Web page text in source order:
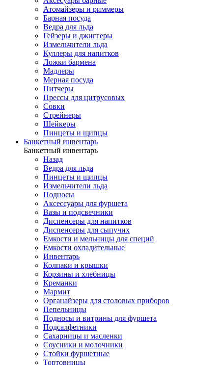
Атомайзеры и риммеры
Барная посуда
Ведра для льда
Гейзеры и джиггеры
Измельчители льда
Куллеры для напитков
Ложки бармена
Мадлеры
Мерная посуда
Питчеры
Прессы для цитрусовых
Совки
Стрейнеры
Шейкеры
Пинцеты и щипцы
Банкетный инвентарь
Банкетный инвентарь
Назад
Ведра для льда
Пинцеты и щипцы
Измельчители льда
Подносы
Аксессуары для фуршета
Вазы и подсвечники
Диспенсеры для напитков
Диспенсеры для сыпучих
Емкости и мельницы для специй
Емкости охладительные
Инвентарь
Колпаки и крышки
Корзины и хлебницы
Креманки
Мармит
Органайзеры для столовых приборов
Пепельницы
Подносы и витрины для фуршета
Подсалфетники
Сахарницы и масленки
Соусники и молочники
Стойки фуршетные
Тортовницы